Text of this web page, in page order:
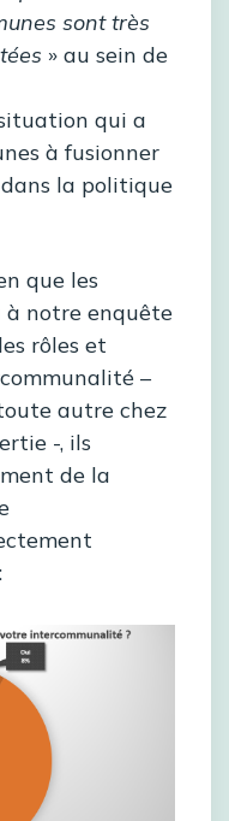
sont très
» au sein de
qui a
à fusionner
la politique
que les
notre enquête
rôles et
–
autre chez
-, ils
de la